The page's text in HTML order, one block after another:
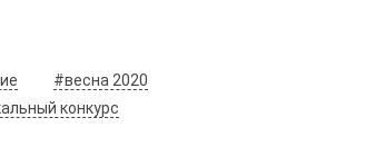
#весна 2020
конкурс